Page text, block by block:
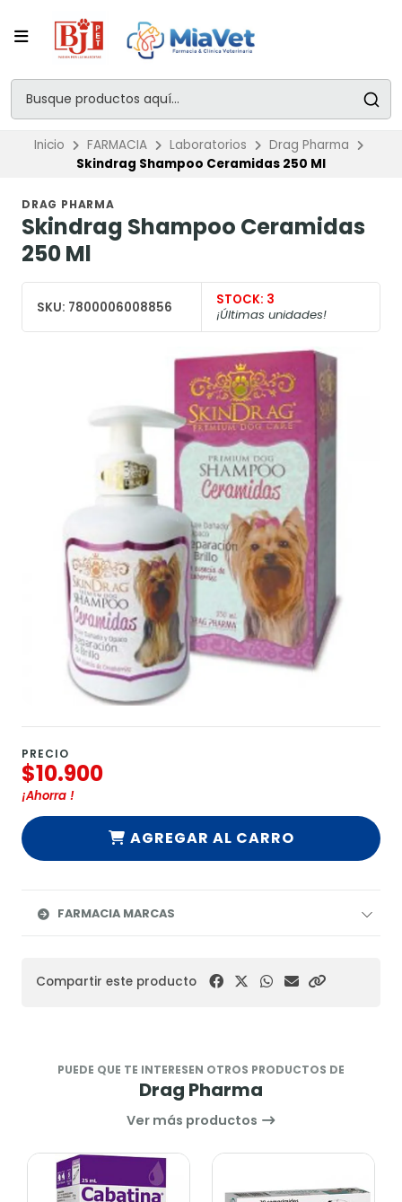
Inicio FARMACIA Laboratorios
Drag Pharma
Skindrag Shampoo Ceramidas 250 Ml
DRAG PHARMA
Skindrag Shampoo Ceramidas
250 Ml
SKU: 7800006008856 STOCK: 3
¡Últimas unidades!
PRECIO
$10.900
¡Ahorra !
AGREGAR AL CARRO
FARMACIA MARCAS
Compartir este producto
PUEDE QUE TE INTERESEN OTROS PRODUCTOS DE
Drag Pharma
Ver más productos